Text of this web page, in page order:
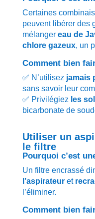
Certaines
peuvent libérer des
mélanger eau de
chlore gazeux, un
Comment bien
✅ N’utilisez jamais
sans savoir leur
✅ Privilégiez les
bicarbonate de
Utiliser un
le filtre
Pourquoi c’est
Un filtre encrassé
l’aspirateuret
l’éliminer.
Comment bien